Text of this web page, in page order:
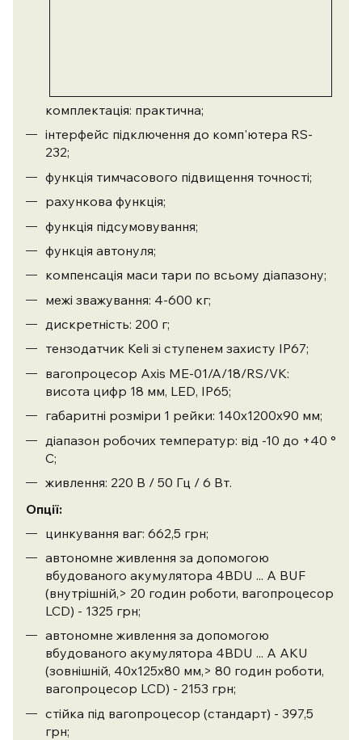
комплектація: практична;
інтерфейс підключення до комп'ютера RS-
232;
функція тимчасового підвищення точності;
рахункова функція;
функція підсумовування;
функція автонуля;
компенсація маси тари по всьому діапазону;
межі зважування: 4-600 кг;
дискретність: 200 г;
тензодатчик Keli зі ступенем захисту IP67;
вагопроцесор Axis ME-01/A/18/RS/VK:
висота цифр 18 мм, LED, IP65;
габаритні розміри 1 рейки: 140х1200х90 мм;
діапазон робочих температур: від -10 до +40 °
С;
живлення: 220 В / 50 Гц / 6 Вт.
Опції:
цинкування ваг: 662,5 грн;
автономне живлення за допомогою
вбудованого акумулятора 4BDU ... A BUF
(внутрішній,> 20 годин роботи, вагопроцесор
LCD) - 1325 грн;
автономне живлення за допомогою
вбудованого акумулятора 4BDU ... A AKU
(зовнішній, 40х125х80 мм,> 80 годин роботи,
вагопроцесор LCD) - 2153 грн;
стійка під вагопроцесор (стандарт) - 397,5
грн;